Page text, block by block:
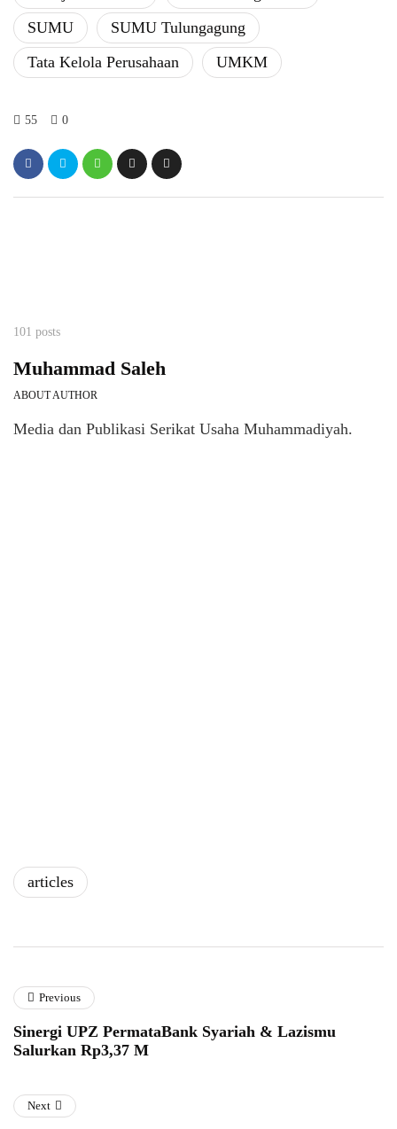
SUMU
SUMU Tulungagung
​Tata Kelola Perusahaan
UMKM
55 0
101 posts
Muhammad Saleh
ABOUT AUTHOR
Media dan Publikasi Serikat Usaha Muhammadiyah.
articles
Previous
Sinergi UPZ PermataBank Syariah & Lazismu
Salurkan Rp3,37 M
Next